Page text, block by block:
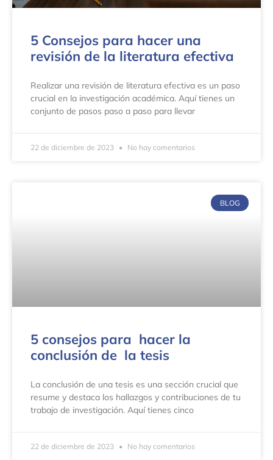
5 Consejos para hacer una
revisión de la literatura efectiva
Realizar una revisión de literatura efectiva es un paso
crucial en la investigación académica. Aquí tienes un
conjunto de pasos paso a paso para llevar
22 de diciembre de 2023 No hay comentarios
BLOG
5 consejos para hacer la
conclusión de la tesis
La conclusión de una tesis es una sección crucial que
resume y destaca los hallazgos y contribuciones de tu
trabajo de investigación. Aquí tienes cinco
22 de diciembre de 2023 No hay comentarios